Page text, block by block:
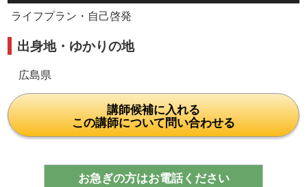
ライフプラン・自己啓発
出身地・ゆかりの地
広島県
講師候補に入れる
この講師について問い合わせる
お急ぎの方はお電話ください